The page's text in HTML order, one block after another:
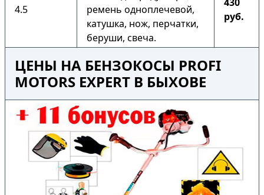
4.5
ремень одноплечевой,
катушка, нож, перчатки,
беруши, свеча.
руб.
ЦЕНЫ НА БЕНЗОКОСЫ PROFI
MOTORS EXPERT В БЫХОВЕ